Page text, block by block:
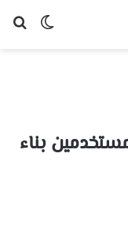
الوضع
بناء